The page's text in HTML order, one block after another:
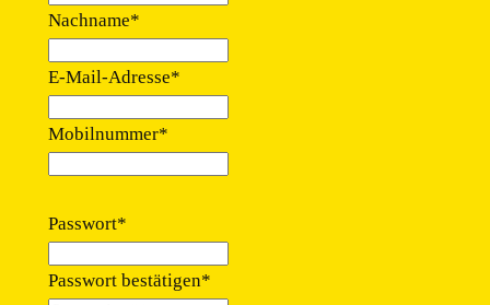
Nachname*
E-Mail-Adresse*
Mobilnummer*
Passwort*
Passwort bestätigen*